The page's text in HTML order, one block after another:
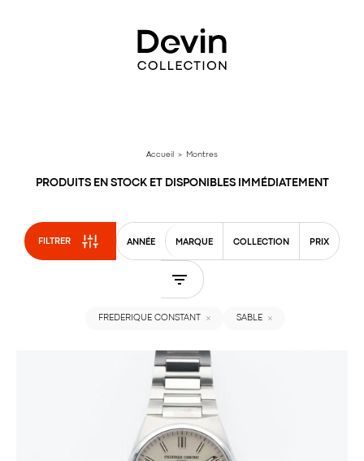
Accueil > Montres
PRODUITS EN STOCK ET DISPONIBLES IMMÉDIATEMENT
FILTRER ANNÉE MARQUE COLLECTION PRIX
FREDERIQUE CONSTANT SABLE